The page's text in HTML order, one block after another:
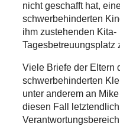
nicht geschafft hat,
schwerbehinderten
ihm zustehenden Kita-
Tagesbetreuungsplatz
Viele Briefe der Eltern
schwerbehinderten
unter anderem an
diesen Fall